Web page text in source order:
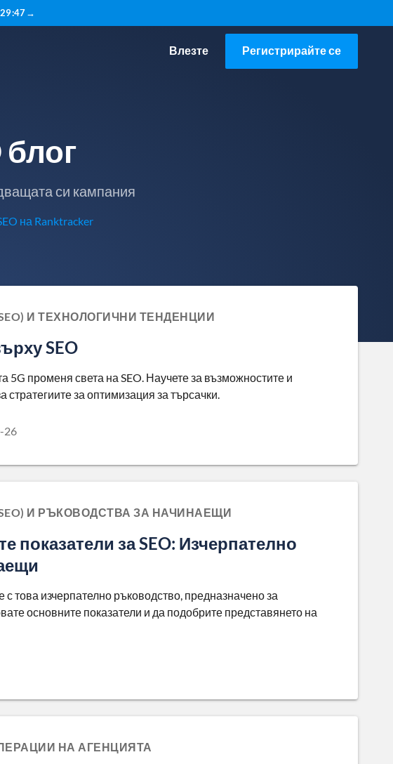
29:45→
Влезте Регистрирайте се
блог
си кампания
на Ranktracker
И ТЕХНОЛОГИЧНИ ТЕНДЕНЦИИ
SEO
5G променя света на SEO. Научете за възможностите и
стратегиите за оптимизация за търсачки.
26
И РЪКОВОДСТВА ЗА НАЧИНАЕЩИ
показатели за SEO: Изчерпателно
с това изчерпателно ръководство, предназначено за
основните показатели и да подобрите представянето на
НА АГЕНЦИЯТА